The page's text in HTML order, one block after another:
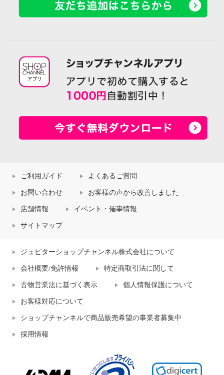
ご利用ガイド よくあるご質問
お問い合わせ お客様の声から改善しました
店舗情報 イベント・催事情報
サイトマップ
ジュピターショップチャンネル株式会社について
会社概要/免許情報 特定商取引法に関して
古物営業法に基づく表示 個人情報保護について
お客様対応について
ショップチャンネルで商品販売希望の事業者募集中
採用情報